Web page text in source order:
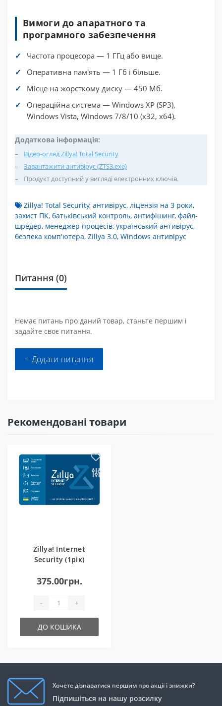
Вимоги до апаратного та
програмного забезпечення
Частота процесора — 1 ГГц або вище.
Оперативна пам'ять — 1 Гб і більше.
Місце на жорсткому диску — 450 Мб.
Операційна система — Windows XP (SP3),
Windows Vista, Windows 7/8/10 (x32, x64).
Додаткова інформація:
Відео-огляд Zillya! Total Security
Завантажити антивірус (ZTS3.exe)
Продукт доступний у вигляді електронних ключів.
Zillya! Total Security, антивірус, ліцензія на 3 роки,
захист ПК, батьківський контроль, антифішинг, файл-
шредер, менеджер процесів, український антивірус,
безпека комп'ютера, Zillya 3.0, Windows антивірус
Питання (0)
Немає питань про даний товар, станьте першим і
задайте своє питання.
+ Додати питання
Рекомендовані товари
Zillya! Internet
Security (1рік)
375.00грн.
- +
ДО КОШИКА
Хочете дізнаватися першим про акції і знижки?
Підпишіться на нашу розсилку